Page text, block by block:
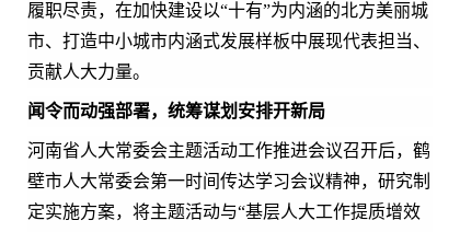
履职尽责，在加快建设以“十有”为内涵的北方美丽城
市、打造中小城市内涵式发展样板中展现代表担当、
贡献人大力量。
闻令而动强部署，统筹谋划安排开新局
河南省人大常委会主题活动工作推进会议召开后，鹤
壁市人大常委会第一时间传达学习会议精神，研究制
定实施方案，将主题活动与“基层人大工作提质增效